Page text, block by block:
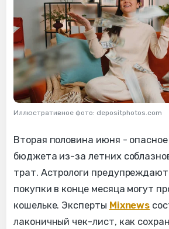
Иллюстративное фото: depositphotos.com
Вторая половина июня -
бюджета из-за летних
трат. Астрологи
покупки в конце месяца могут
кошельке. Эксперты Mixnews
лаконичный чек-лист, как